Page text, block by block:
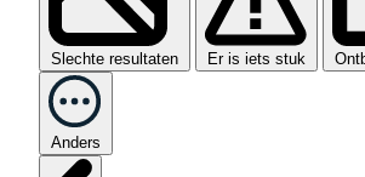
Slechte resultaten Er is iets stuk
Anders